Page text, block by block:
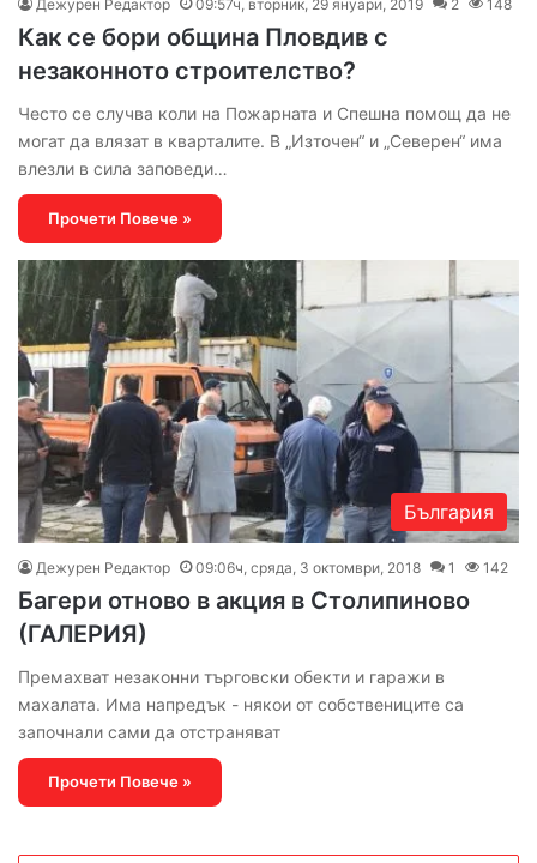
Дежурен Редактор 09:57ч, вторник, 29 януари, 2019 2 148
Как се бори община Пловдив с
незаконното строителство?
Често се случва коли на Пожарната и Спешна помощ да не
могат да влязат в кварталите. В „Източен“ и „Северен“ има
влезли в сила заповеди…
Прочети Повече »
България
Дежурен Редактор 09:06ч, сряда, 3 октомври, 2018 1 142
Багери отново в акция в Столипиново
(ГАЛЕРИЯ)
Премахват незаконни търговски обекти и гаражи в
махалата. Има напредък - някои от собствениците са
започнали сами да отстраняват
Прочети Повече »